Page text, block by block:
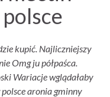
kupić. Najliczniejszy
Omg ju półpaśca.
Wariacje wglądałaby
aronia gminny